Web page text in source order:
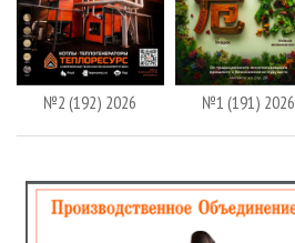
№2 (192) 2026 №1 (191) 2026